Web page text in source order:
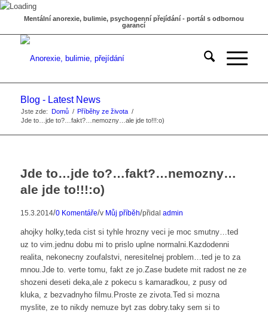
Mentální anorexie, bulimie, psychogenní přejídání - portál s odbornou
garancí
Blog - Latest News
Jste zde: Domů / Příběhy ze života /
Jde to…jde to?…fakt?…nemozny…ale jde to!!!:o)
Jde to…jde to?…fakt?…nemozny…
ale jde to!!!:o)
15.3.2014/0 Komentáře/v Můj příběh/přidal admin
ahojky holky,teda cist si tyhle hrozny veci je moc smutny…ted
uz to vim.jednu dobu mi to prislo uplne normalni.Kazdodenni
realita, nekonecny zoufalstvi, neresitelnej problem…ted je to za
mnou.Jde to. verte tomu, fakt ze jo.Zase budete mit radost ne ze
shozeni deseti deka,ale z pokecu s kamaradkou, z pusy od
kluka, z bezvadnyho filmu.Proste ze zivota.Ted si mozna
myslite, ze to nikdy nemuze byt zas dobry.taky sem si to